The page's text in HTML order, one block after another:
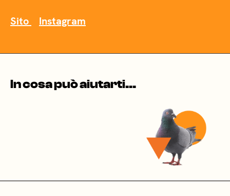
Sito Instagram
In cosa può aiutarti...